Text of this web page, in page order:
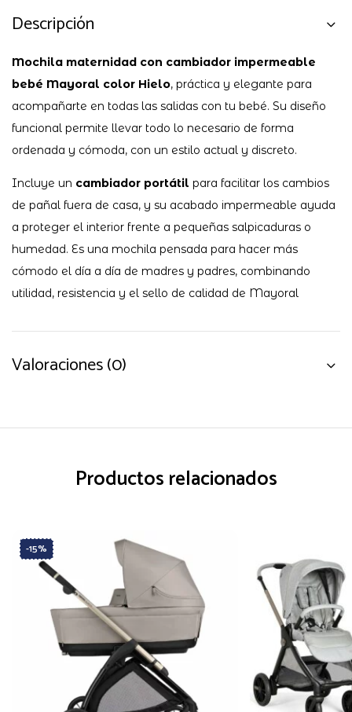
Descripción
Mochila maternidad con cambiador impermeable
bebé Mayoral color Hielo, práctica y elegante para
acompañarte en todas las salidas con tu bebé. Su diseño
funcional permite llevar todo lo necesario de forma
ordenada y cómoda, con un estilo actual y discreto.
Incluye un cambiador portátil para facilitar los cambios
de pañal fuera de casa, y su acabado impermeable ayuda
a proteger el interior frente a pequeñas salpicaduras o
humedad. Es una mochila pensada para hacer más
cómodo el día a día de madres y padres, combinando
utilidad, resistencia y el sello de calidad de Mayoral
Valoraciones (0)
Productos relacionados
-15%